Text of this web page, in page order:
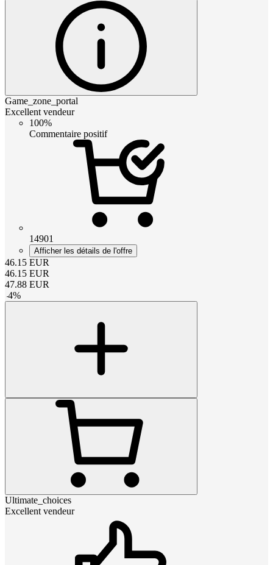
Game_zone_portal
Excellent vendeur
100%
Commentaire positif
14901
Afficher les détails de l'offre
46.15 EUR
46.15 EUR
47.88 EUR
-4%
Ultimate_choices
Excellent vendeur